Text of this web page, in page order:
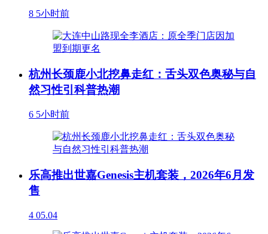
8 5小时前
杭州长颈鹿小北挖鼻走红：舌头双色奥秘与自
然习性引科普热潮
6 5小时前
乐高推出世嘉Genesis主机套装，2026年6月发
售
4 05.04